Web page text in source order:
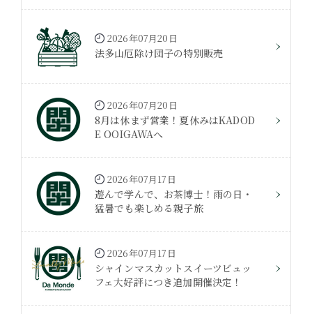
2026年07月20日
法多山厄除け団子の特別販売
2026年07月20日
8月は休まず営業！夏休みはKADOD
E OOIGAWAへ
2026年07月17日
遊んで学んで、お茶博士！雨の日・
猛暑でも楽しめる親子旅
2026年07月17日
シャインマスカットスイーツビュッ
フェ大好評につき追加開催決定！